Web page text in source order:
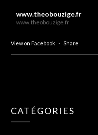
www.theobouzige.fr
www.theobouzige.fr
View on Facebook · Share
CATÉGORIES